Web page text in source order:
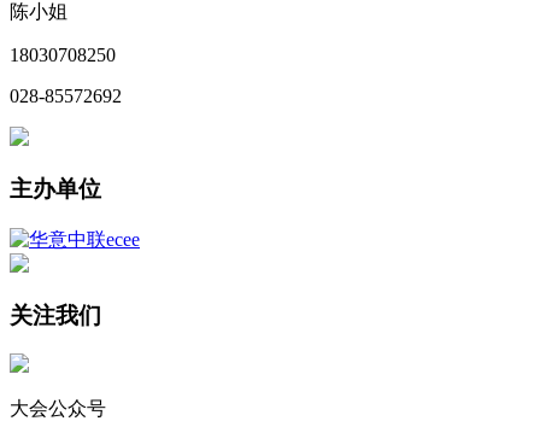
陈小姐
18030708250
028-85572692
主办单位
关注我们
大会公众号